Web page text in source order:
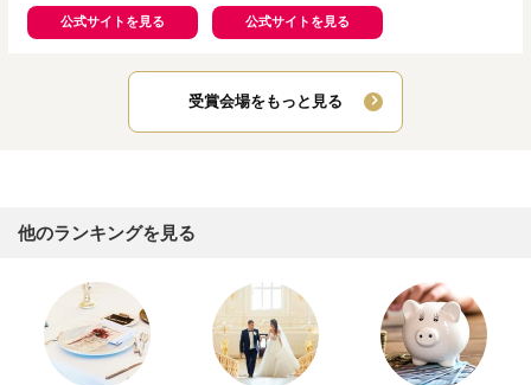
公式サイトを見る 公式サイトを見る
受賞会場をもっと見る
他のランキングを見る